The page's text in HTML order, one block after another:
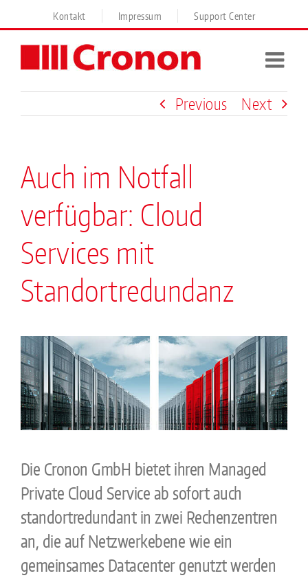
to
Kontakt Impressum Support Center
Previous Next
Auch im Notfall
verfügbar: Cloud
Services mit
Standortredundanz
Die Cronon GmbH bietet ihren Managed
Private Cloud Service ab sofort auch
standortredundant in zwei Rechenzentren
an, die auf Netzwerkebene wie ein
gemeinsames Datacenter genutzt werden